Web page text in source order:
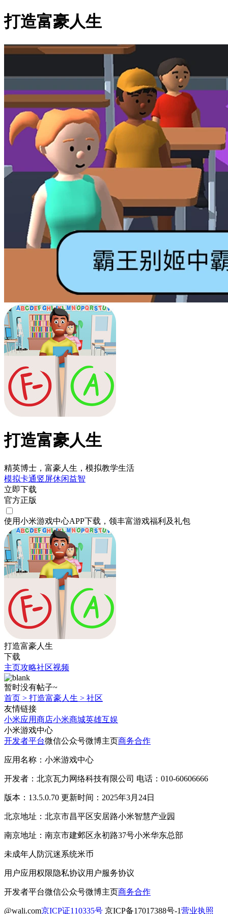
打造富豪人生
打造富豪人生
精英博士，富豪人生，模拟教学生活
模拟卡通竖屏休闲益智
立即下载
官方正版
使用小米游戏中心APP下载 ，领丰富游戏福利 及礼包
打造富豪人生
下载
主页攻略社区视频
暂时没有帖子~
首页 > 打造富豪人生 > 社区
友情链接
小米应用商店小米商城英雄互娱
小米游戏中心
开发者平台微信公众号微博主页商务合作
应用名称：小米游戏中心
开发者：北京瓦力网络科技有限公司 电话：010-60606666
版本：13.5.0.70 更新时间：2025年3月24日
北京地址：北京市昌平区安居路小米智慧产业园
南京地址：南京市建邺区永初路37号小米华东总部
未成年人防沉迷系统米币
用户应用权限隐私协议用户服务协议
开发者平台微信公众号微博主页商务合作
@wali.com京ICP证110335号 京ICP备17017388号-1营业执照